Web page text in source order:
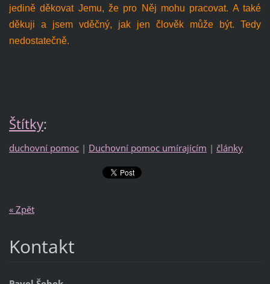
jedině děkovat Jemu, že pro Něj mohu pracovat. A také
děkuji a jsem vděčný, jak jen člověk může být. Tedy
nedostatečně.
Štítky:
duchovní pomoc | Duchovní pomoc umírajícím | články
« Zpět
Kontakt